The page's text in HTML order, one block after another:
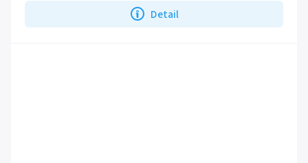
Detail